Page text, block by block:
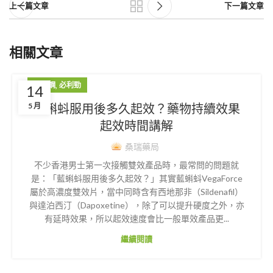
上一篇文章 下一篇文章
相關文章
14
5 月
威而鋼, 必利勁
藍蝌蚪服用後多久起效？藥物持續效果
起效時間講解
桑瑞藥局
不少香港男士第一次接觸雙效產品時，最常問的問題就
是：「藍蝌蚪服用後多久起效？」其實藍蝌蚪VegaForce
屬於高濃度雙效片，當中同時含有西地那非（Sildenafil）
與達泊西汀（Dapoxetine），除了可以提升硬度之外，亦
有延時效果，所以起效速度會比一般單效產品更...
繼續閱讀